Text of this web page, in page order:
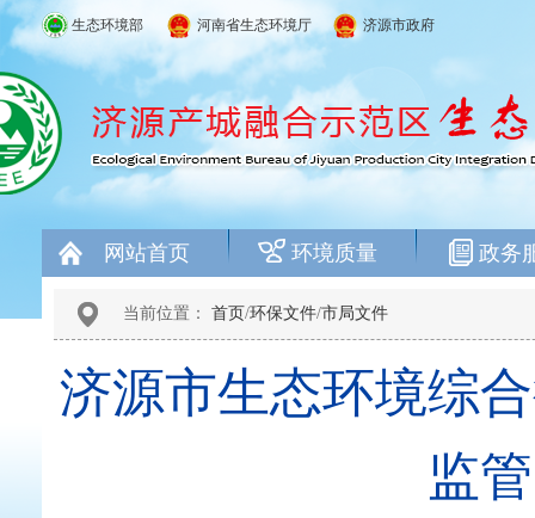
生态环境部 河南省生态环境厅 济源市政府
网站首页 环境质量 政务
当前位置： 首页/环保文件/市局文件
济源市生态环境综
监